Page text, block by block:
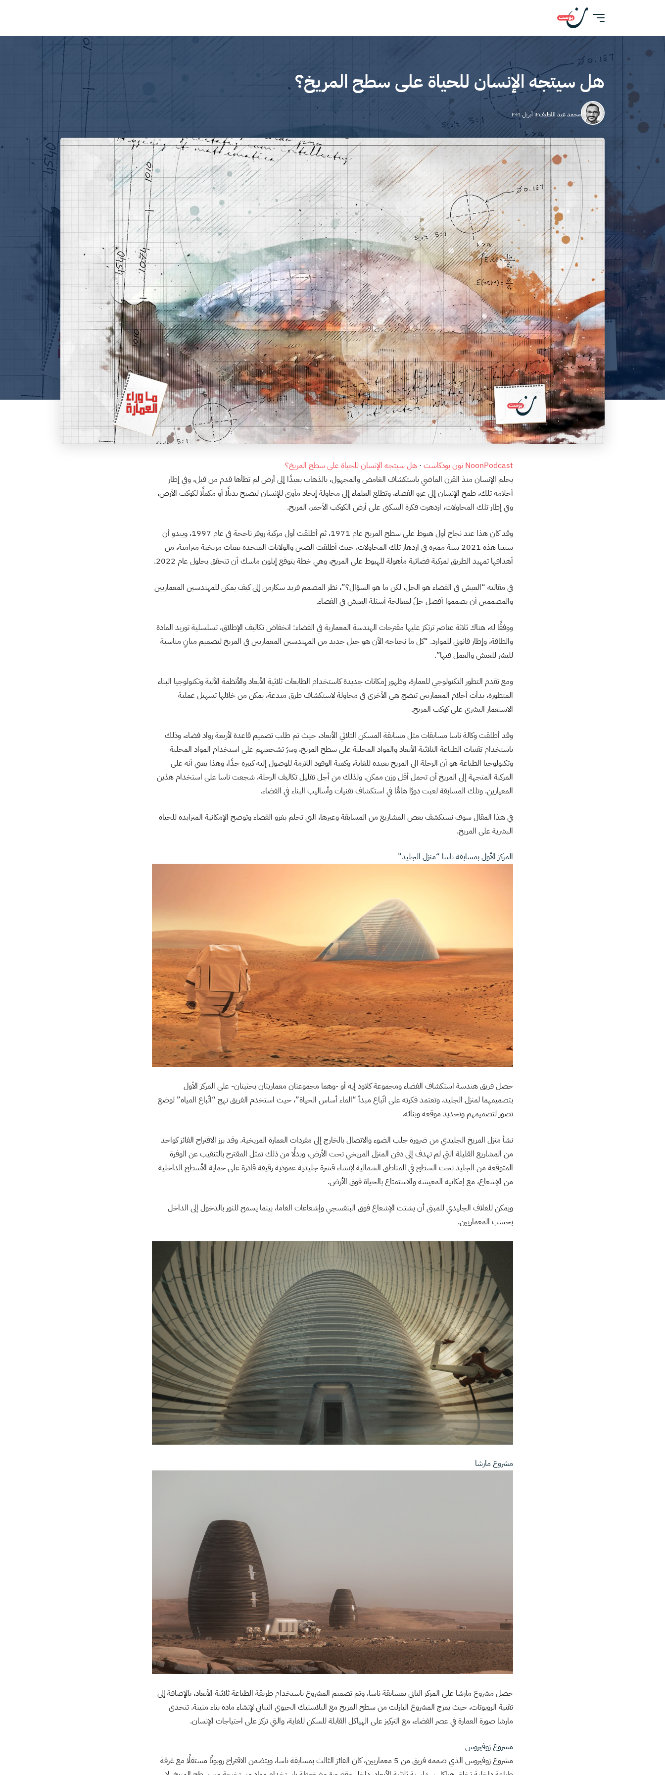
هل سيتجه الإنسان للحياة على سطح المريخ؟
محمد عبد اللطيف١٢ أبريل ٢٠٢١
NoonPodcast نون بودكاست · هل سيتجه الإنسان للحياة على سطح المريخ؟
يحلم الإنسان منذ القرن الماضي باستكشاف الغامض والمجهول، بالذهاب بعيدًا إلى أرض لم تطأها قدم من قبل، وفي إطار
أحلامه تلك، طمح الإنسان إلى غزو الفضاء، وتطلع العلماء إلى محاولة إيجاد مأوى للإنسان ليصبح بديلًا أو مكملًا لكوكب الأرض،
وفي إطار تلك المحاولات، ازدهرت فكرة السكنى على أرض الكوكب الأحمر، المريخ.
وقد كان هذا عند نجاح أول هبوط على سطح المريخ عام 1971، ثم أطلقت أول مركبة روفر ناجحة في عام 1997، ويبدو أن
سنتنا هذه 2021 سنة مميزة في ازدهار تلك المحاولات، حيث أطلقت الصين والولايات المتحدة بعثات مريخية متزامنة، من
أهدافها تمهيد الطريق لمركبة فضائية مأهولة للهبوط على المريخ، وهي خطة يتوقع إيلون ماسك أن تتحقق بحلول عام 2022.
في مقالته “العيش في الفضاء هو الحل، لكن ما هو السؤال؟”، نظر المصمم فريد سكارمن إلى كيف يمكن للمهندسين المعماريين
والمصممين أن يصمموا أفضل حلّ لمعالجة أسئلة العيش في الفضاء.
ووفقًا له، هناك ثلاثة عناصر ترتكز عليها مقترحات الهندسة المعمارية في الفضاء: انخفاض تكاليف الإطلاق، تسلسلية توريد المادة
والطاقة، وإطار قانوني للموارد. “كل ما نحتاجه الآن هو جيل جديد من المهندسين المعماريين في المريخ لتصميم مبانٍ مناسبة
للبشر للعيش والعمل فيها”.
ومع تقدم التطور التكنولوجي للعمارة، وظهور إمكانات جديدة كاستخدام الطابعات ثلاثية الأبعاد والأنظمة الآلية وتكنولوجيا البناء
المتطورة، بدأت أحلام المعماريين تنضج هي الأخرى في محاولة لاستكشاف طرق مبدعة، يمكن من خلالها تسهيل عملية
الاستعمار البشري على كوكب المريخ.
وقد أطلقت وكالة ناسا مسابقات مثل مسابقة المسكن الثلاثي الأبعاد، حيث تم طلب تصميم قاعدة لأربعة رواد فضاء، وذلك
باستخدام تقنيات الطباعة الثلاثية الأبعاد والمواد المحلية على سطح المريخ، وسرّ تشجعيهم على استخدام المواد المحلية
وتكنولوجيا الطباعة هو أن الرحلة الى المريخ بعيدة للغاية، وكمية الوقود اللازمة للوصول إليه كبيرة جدًا، وهذا يعني أنه على
المركبة المتجهة إلى المريخ أن تحمل أقل وزن ممكن. ولذلك من أجل تقليل تكاليف الرحلة، شجعت ناسا على استخدام هذين
المعيارين. وتلك المسابقة لعبت دورًا هامًّا في استكشاف تقنيات وأساليب البناء في الفضاء.
في هذا المقال سوف نستكشف بعض المشاريع من المسابقة وغيرها، التي تحلم بغزو الفضاء وتوضح الإمكانية المتزايدة للحياة
البشرية على المريخ.
المركز الأول بمسابقة ناسا “منزل الجليد”
حصل فريق هندسة استكشاف الفضاء ومجموعة كلاود إيه أو -وهما مجموعتان معماريتان بحثيتان- على المركز الأول
بتصميمهما لمنزل الجليد، وتعتمد فكرته على اتّباع مبدأ “الماء أساس الحياة”، حيث استخدم الفريق نهج “اتّباع المياه” لوضع
تصور لتصميمهم وتحديد موقعه وبنائه.
نشأ منزل المريخ الجليدي من ضرورة جلب الضوء والاتصال بالخارج إلى مفردات العمارة المريخية. وقد برز الاقتراح الفائز كواحد
من المشاريع القليلة التي لم تهدف إلى دفن المنزل المريخي تحت الأرض، وبدلًا من ذلك تمثل المقترح بالتنقيب عن الوفرة
المتوقعة من الجليد تحت السطح في المناطق الشمالية لإنشاء قشرة جليدية عمودية رقيقة قادرة على حماية الأسطح الداخلية
من الإشعاع، مع إمكانية المعيشة والاستمتاع بالحياة فوق الأرض.
ويمكن للغلاف الجليدي للمبنى أن يشتت الإشعاع فوق البنفسجي وإشعاعات الغاما، بينما يسمح للنور بالدخول إلى الداخل
بحسب المعماريين.
مشروع مارشا
حصل مشروع مارشا على المركز الثاني بمسابقة ناسا، وتم تصميم المشروع باستخدام طريقة الطباعة ثلاثية الأبعاد، بالإضافة إلى
تقنية الروبوتات، حيث يمزج المشروع البازلت من سطح المريخ مع البلاستيك الحيوي النباتي لإنشاء مادة بناء متينة. تتحدى
مارشا صورة العمارة في عصر الفضاء، مع التركيز على الهياكل القابلة للسكن للغاية، والتي تركز على احتياجات الإنسان.
مشروع زوفيروس
مشروع زوفيروس الذي صممه فريق من 5 معماريين، كان الفائز الثالث بمسابقة ناسا، ويتضمن الاقتراح روبوتًا مستقلًا مع غرفة